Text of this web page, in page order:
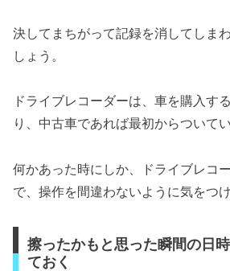
決してまちがって記録を消してしま
しょう。
ドライブレコーダーは、車を購入す
り、中古車であれば最初からついて
何かあった時にしか、ドライブレコ
で、操作を間違わないように気をつ
擦ったかもと思った瞬間の日
ておく